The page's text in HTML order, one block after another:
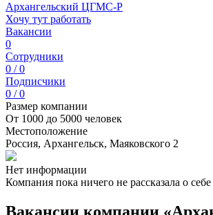
Архангельский ЦГМС-Р
Хочу тут работать
Вакансии
0
Сотрудники
0 / 0
Подписчики
0 / 0
Размер компании
От 1000 до 5000 человек
Местоположение
Россия, Архангельск, Маяковского 2
Нет информации
Компания пока ничего не рассказала о себе